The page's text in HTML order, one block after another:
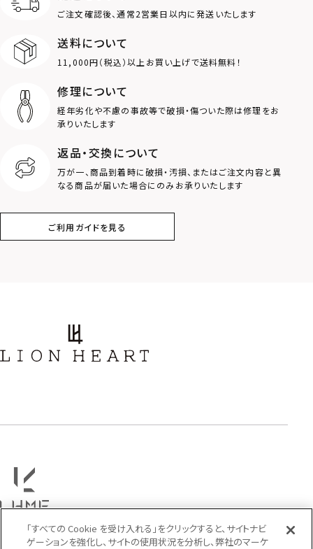
MOTIF
ダブルリング
ロゴ
クラウン
スター
フラワー
ご注文確認後、通常2営業日以内に発送いたします
送料について
11,000円（税込）以上お買い上げで送料無料！
修理について
経年劣化や不慮の事故等で破損・傷ついた際は修理をお
承りいたします
返品・交換について
万が一、商品到着時に破損・汚損、またはご注文内容と異
なる商品が届いた場合にのみお承りいたします
ご利用ガイドを見る
「すべての Cookie を受け入れる」をクリックすると、サイトナビ
ゲーションを強化し、サイトの使用状況を分析し、弊社のマーケ